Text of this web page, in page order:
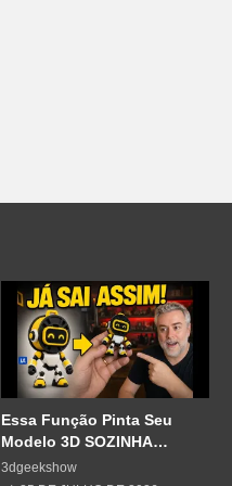
Essa Função Pinta Seu
Modelo 3D SOZINHA
(Adeus Fatiador)
3dgeekshow